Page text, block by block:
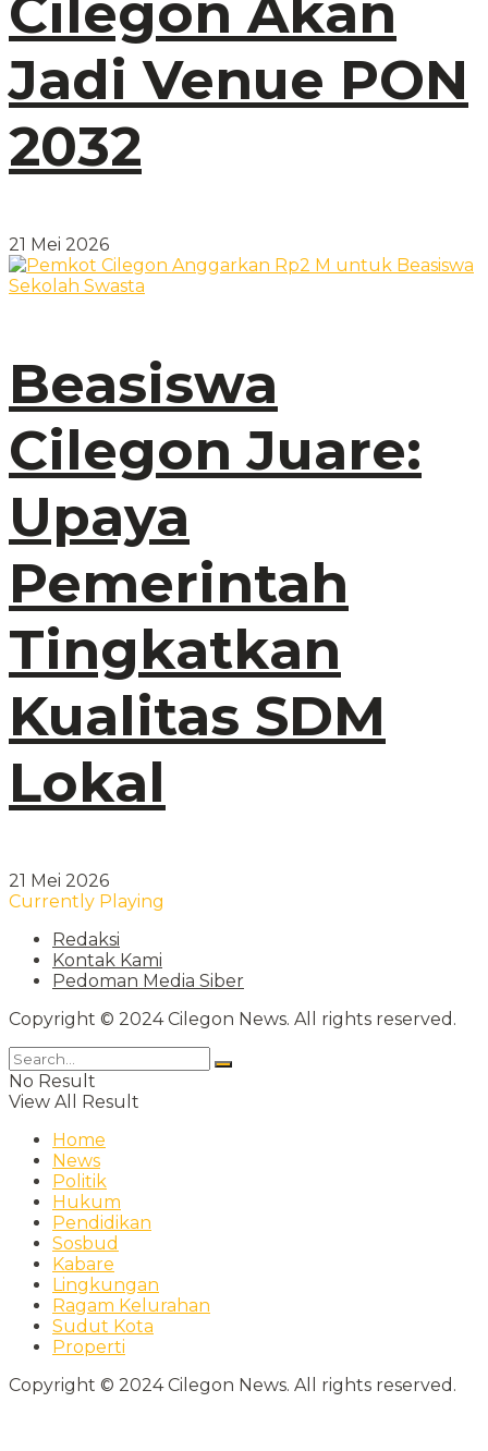
Cilegon Akan
Jadi Venue PON
2032
21 Mei 2026
Beasiswa
Cilegon Juare:
Upaya
Pemerintah
Tingkatkan
Kualitas SDM
Lokal
21 Mei 2026
Currently Playing
Redaksi
Kontak Kami
Pedoman Media Siber
Copyright © 2024 Cilegon News. All rights reserved.
No Result
View All Result
Home
News
Politik
Hukum
Pendidikan
Sosbud
Kabare
Lingkungan
Ragam Kelurahan
Sudut Kota
Properti
Copyright © 2024 Cilegon News. All rights reserved.